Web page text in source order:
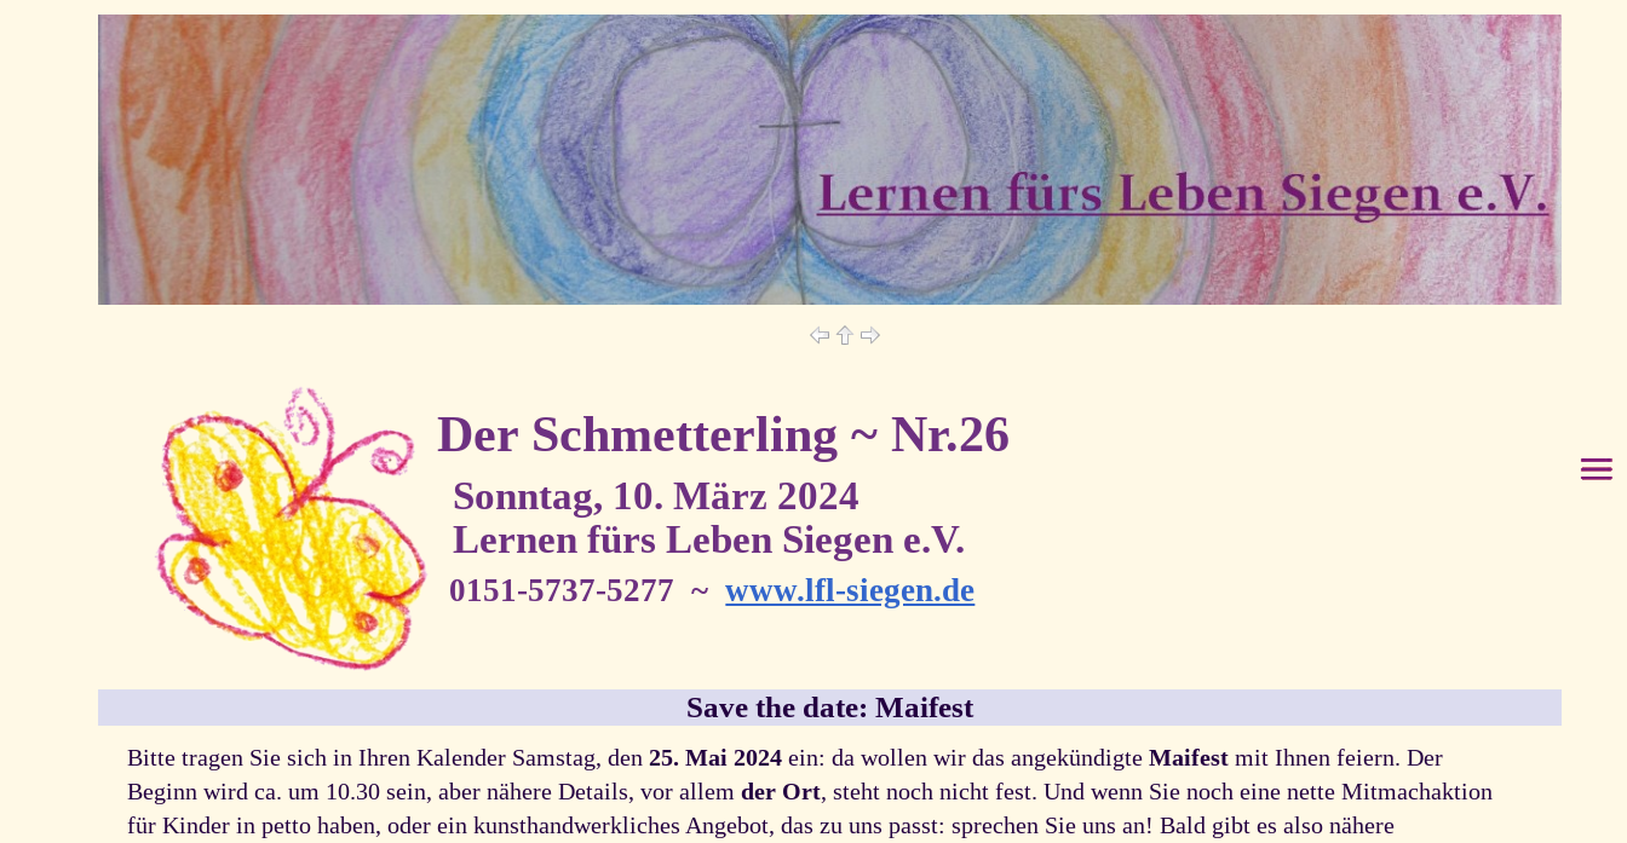
Der Schmetterling ~ Nr.26
Sonntag, 10. März 2024
Lernen fürs Leben Siegen e.V.
0151-5737-5277 ~www.lfl-siegen.de
Save the date: Maifest
Bitte tragen Sie sich in Ihren Kalender Samstag, den 25. Mai 2024ein: da wollen wir das angekündigte Maifestmit Ihnen feiern. Der
Beginn wird ca. um 10.30 sein, aber nähere Details, vor allem der Ort, steht noch nicht fest. Und wenn Sie noch eine nette Mitmachaktion
für Kinder in petto haben, oder ein kunsthandwerkliches Angebot, das zu uns passt: sprechen Sie uns an! Bald gibt es also nähere